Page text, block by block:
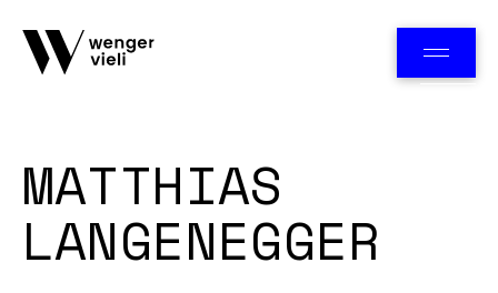
MATTHIAS
LANGENEGGER